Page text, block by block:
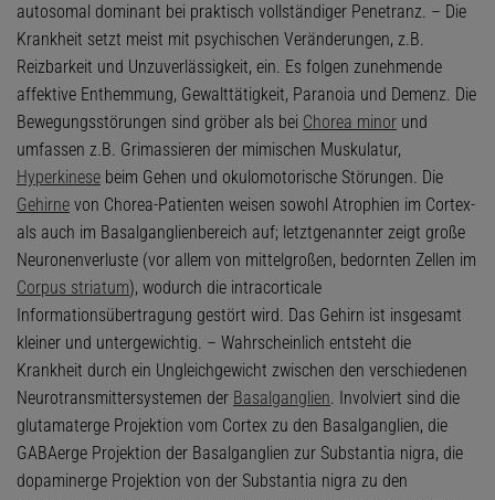
autosomal dominant bei praktisch vollständiger Penetranz. – Die
Krankheit setzt meist mit psychischen Veränderungen, z.B.
Reizbarkeit und Unzuverlässigkeit, ein. Es folgen zunehmende
affektive Enthemmung, Gewalttätigkeit, Paranoia und Demenz. Die
Bewegungsstörungen sind gröber als bei Chorea minor und
umfassen z.B. Grimassieren der mimischen Muskulatur,
Hyperkinese beim Gehen und okulomotorische Störungen. Die
Gehirne von Chorea-Patienten weisen sowohl Atrophien im Cortex-
als auch im Basalganglienbereich auf; letztgenannter zeigt große
Neuronenverluste (vor allem von mittelgroßen, bedornten Zellen im
Corpus striatum), wodurch die intracorticale
Informationsübertragung gestört wird. Das Gehirn ist insgesamt
kleiner und untergewichtig. – Wahrscheinlich entsteht die
Krankheit durch ein Ungleichgewicht zwischen den verschiedenen
Neurotransmittersystemen der Basalganglien. Involviert sind die
glutamaterge Projektion vom Cortex zu den Basalganglien, die
GABAerge Projektion der Basalganglien zur Substantia nigra, die
dopaminerge Projektion von der Substantia nigra zu den